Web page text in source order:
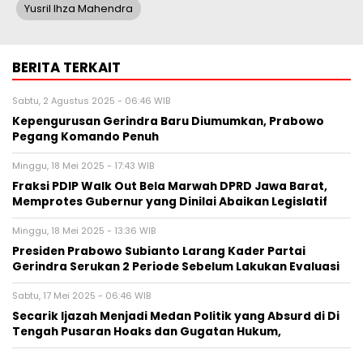
Yusril Ihza Mahendra
BERITA TERKAIT
Sabtu, 2 Agustus 2025 - 06:46 WIB
Kepengurusan Gerindra Baru Diumumkan, Prabowo
Pegang Komando Penuh
Minggu, 18 Mei 2025 - 17:43 WIB
Fraksi PDIP Walk Out Bela Marwah DPRD Jawa Barat,
Memprotes Gubernur yang Dinilai Abaikan Legislatif
Minggu, 18 Mei 2025 - 13:36 WIB
Presiden Prabowo Subianto Larang Kader Partai
Gerindra Serukan 2 Periode Sebelum Lakukan Evaluasi
Sabtu, 17 Mei 2025 - 06:46 WIB
Secarik Ijazah Menjadi Medan Politik yang Absurd di Di
Tengah Pusaran Hoaks dan Gugatan Hukum,